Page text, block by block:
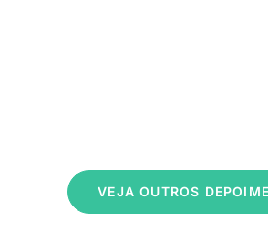
VEJA OUTROS